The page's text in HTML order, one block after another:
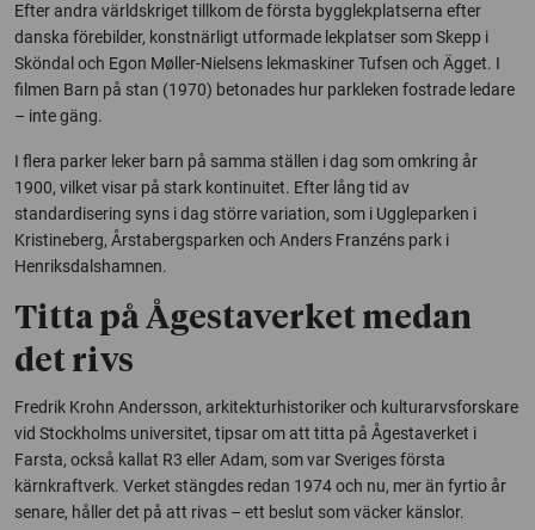
Efter andra världskriget tillkom de första bygglekplatserna efter
danska förebilder, konstnärligt utformade lekplatser som Skepp i
Sköndal och Egon Møller-Nielsens lekmaskiner Tufsen och Ägget. I
filmen Barn på stan (1970) betonades hur parkleken fostrade ledare
– inte gäng.
I flera parker leker barn på samma ställen i dag som omkring år
1900, vilket visar på stark kontinuitet. Efter lång tid av
standardisering syns i dag större variation, som i Uggleparken i
Kristineberg, Årstabergsparken och Anders Franzéns park i
Henriksdalshamnen.
Titta på Ågestaverket medan
det rivs
Fredrik Krohn Andersson, arkitekturhistoriker och kulturarvsforskare
vid Stockholms universitet, tipsar om att titta på Ågestaverket i
Farsta, också kallat R3 eller Adam, som var Sveriges första
kärnkraftverk. Verket stängdes redan 1974 och nu, mer än fyrtio år
senare, håller det på att rivas – ett beslut som väcker känslor.